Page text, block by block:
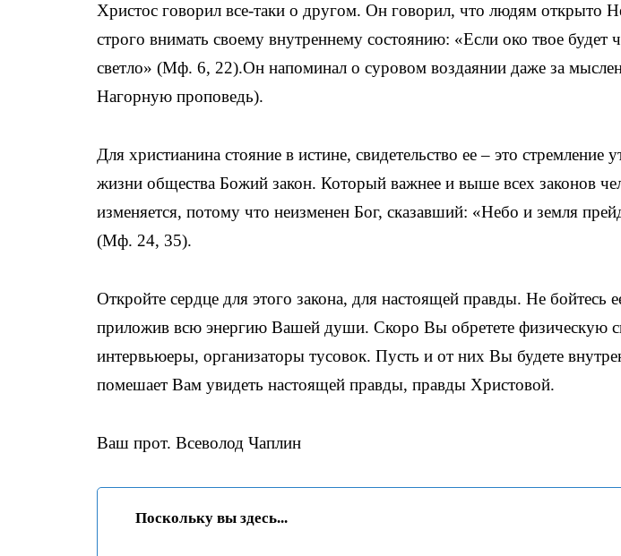
Христос говорил все-таки о другом. Он говорил, что людям открыто
строго внимать своему внутреннему состоянию: «Если око твое будет
светло» (Мф. 6, 22).Он напоминал о суровом воздаянии даже за
Нагорную проповедь).
Для христианина стояние в истине, свидетельство ее – это стремление
жизни общества Божий закон. Который важнее и выше всех законов
изменяется, потому что неизменен Бог, сказавший: «Небо и земля
(Мф. 24, 35).
Откройте сердце для этого закона, для настоящей правды. Не бойтесь
приложив всю энергию Вашей души. Скоро Вы обретете физическую
интервьюеры, организаторы тусовок. Пусть и от них Вы будете
помешает Вам увидеть настоящей правды, правды Христовой.
Ваш прот. Всеволод Чаплин
Поскольку вы здесь...